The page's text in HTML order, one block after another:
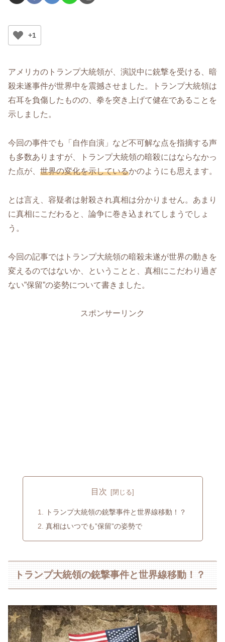
+1
アメリカのトランプ大統領が、演説中に銃撃を受ける、暗
殺未遂事件が世界中を震撼させました。トランプ大統領は
右耳を負傷したものの、拳を突き上げて健在であることを
示しました。
今回の事件でも「自作自演」など不可解な点を指摘する声
も多数ありますが、トランプ大統領の暗殺にはならなかっ
た点が、 世界の変化を示しているかのようにも思えます。
とは言え、容疑者は射殺され真相は分かりません。あまり
に真相にこだわると、論争に巻き込まれてしまうでしょ
う。
今回の記事ではトランプ大統領の暗殺未遂が世界の動きを
変えるのではないか、ということと、真相にこだわり過ぎ
ない”保留”の姿勢について書きました。
スポンサーリンク
目次
トランプ大統領の銃撃事件と世界線移動！？
真相はいつでも”保留”の姿勢で
トランプ大統領の銃撃事件と世界線移動！？